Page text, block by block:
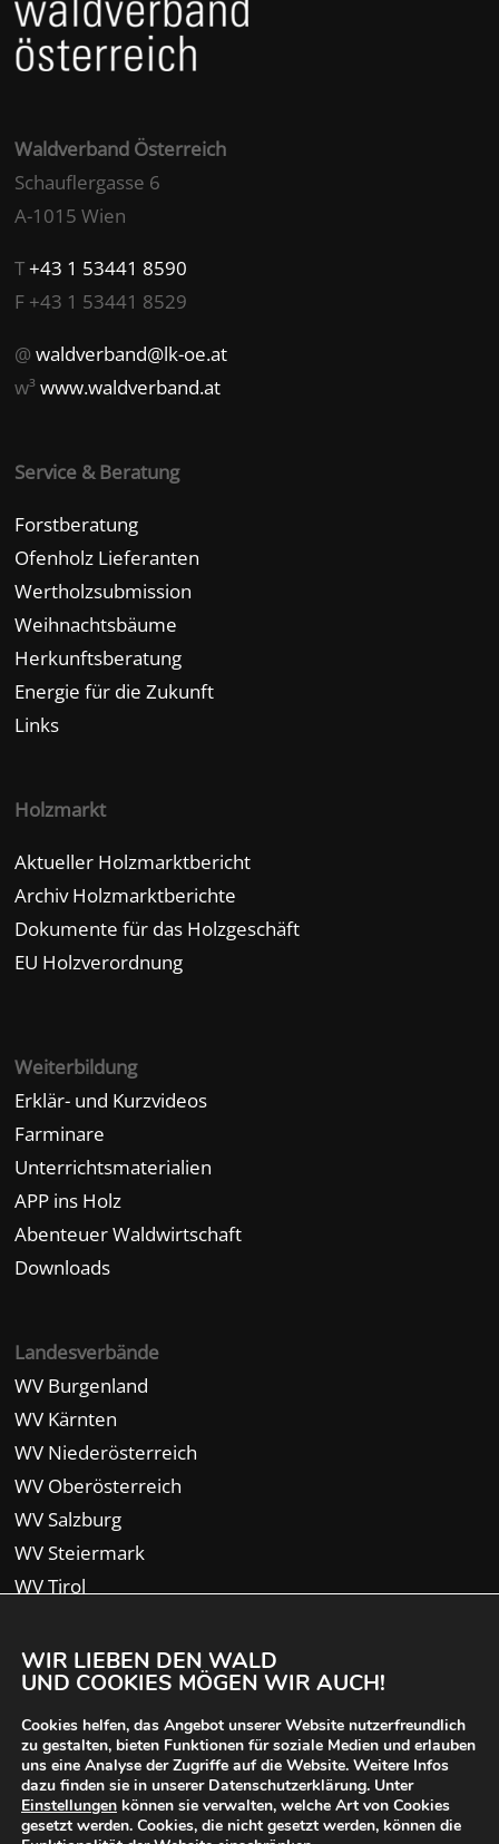
Waldverband Österreich
Schauflergasse 6
A-1015 Wien
T+43 1 53441 8590
F +43 1 53441 8529
@waldverband@lk-oe.at
w³www.waldverband.at
Service & Beratung
Forstberatung
Ofenholz Lieferanten
Wertholzsubmission
Weihnachtsbäume
Herkunftsberatung
Energie für die Zukunft
Links
Holzmarkt
Aktueller Holzmarktbericht
Archiv Holzmarktberichte
Dokumente für das Holzgeschäft
EU Holzverordnung
Weiterbildung
Erklär- und Kurzvideos
Farminare
Unterrichtsmaterialien
APP ins Holz
Abenteuer Waldwirtschaft
Downloads
Landesverbände
WV Burgenland
WV Kärnten
WV Niederösterreich
WV Oberösterreich
WV Salzburg
WV Steiermark
WV Tirol
WIR LIEBEN DEN WALD
UND COOKIES MÖGEN WIR AUCH!
Cookies helfen, das Angebot unserer Website nutzerfreundlich
zu gestalten, bieten Funktionen für soziale Medien und erlauben
uns eine Analyse der Zugriffe auf die Website. Weitere Infos
dazu finden sie in unserer Datenschutzerklärung. Unter
Einstellungen können sie verwalten, welche Art von Cookies
gesetzt werden. Cookies, die nicht gesetzt werden, können die